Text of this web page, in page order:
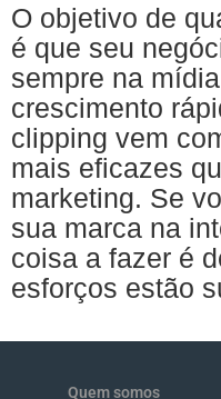
O objetivo de
é que seu
sempre na
crescimento
clipping vem
mais eficazes
marketing. Se
sua marca na
coisa a fazer é
esforços estão
Quem somos